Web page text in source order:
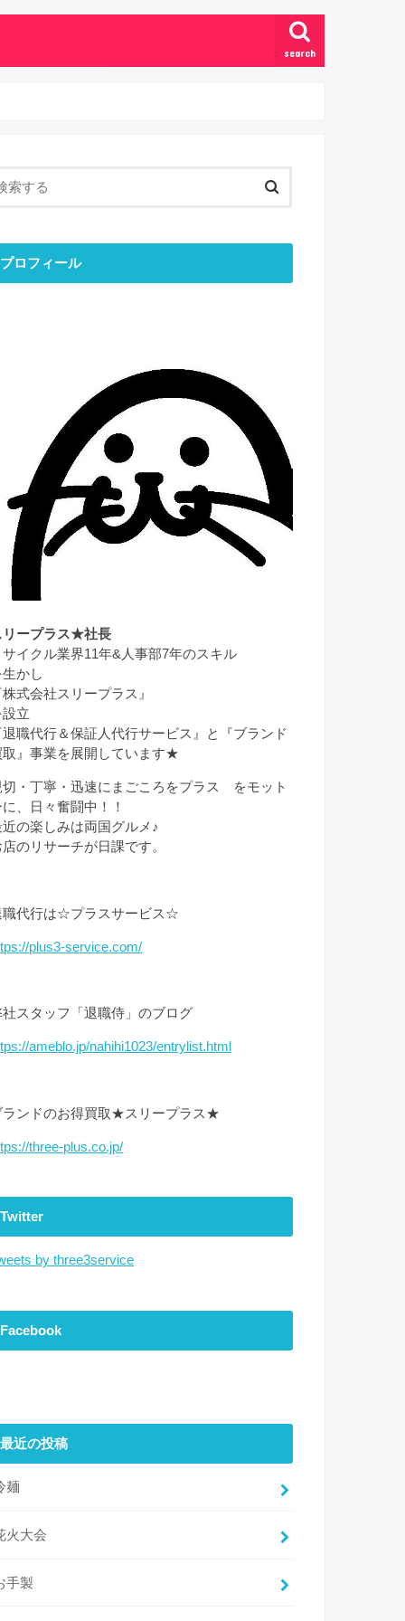
search
プロフィール
リープラス★社長
サイクル業界11年&人事部7年のスキル
かし
式会社スリープラス』
設立
退職代行＆保証人代行サービス』と『ブランド
取』事業を展開しています★
切・丁寧・迅速にまごころをプラス をモット
、日々奮闘中！！
近の楽しみは両国グルメ♪
のリサーチが日課です。
職代行は☆プラスサービス☆
plus3-service.com/
社スタッフ「退職侍」のブログ
ameblo.jp/nahihi1023/entrylist.html
ランドのお得買取★スリープラス★
three-plus.co.jp/
Twitter
by three3service
Facebook
最近の投稿
麺
火大会
手製